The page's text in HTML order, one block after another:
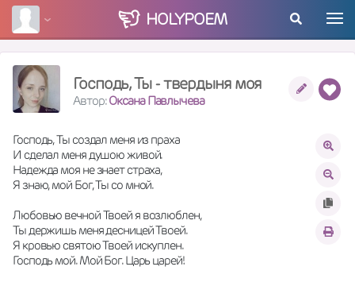
HOLYPOEM
Господь, Ты - твердыня моя
Автор:Оксана Павлычева
Господь, Ты создал меня из праха
И сделал меня душою живой.
Надежда моя не знает страха,
Я знаю, мой Бог, Ты со мной.
Любовью вечной Твоей я возлюблен,
Ты держишь меня десницей Твоей.
Я кровью святою Твоей искуплен.
Господь мой. Мой Бог. Царь царей!